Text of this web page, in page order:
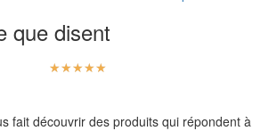
que disent
☆☆☆☆☆
fait découvrir des produits qui répondent à